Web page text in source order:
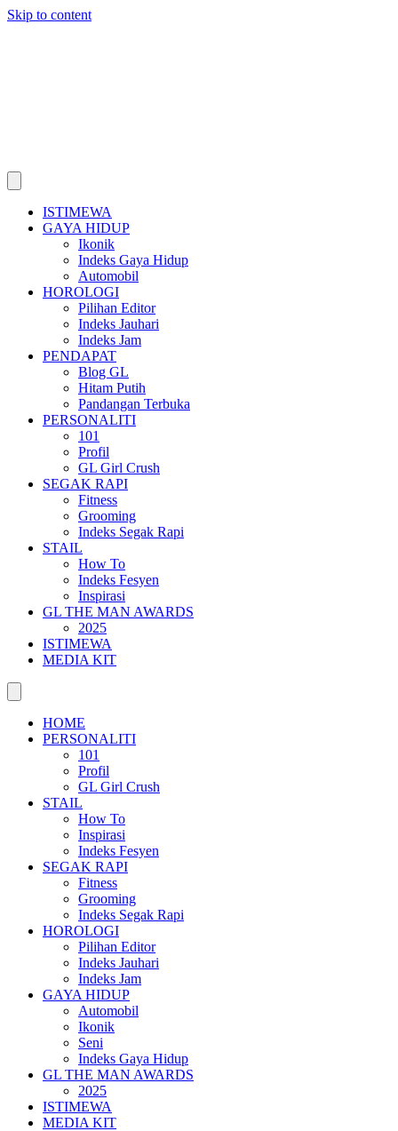
Skip to content
ISTIMEWA
GAYA HIDUP
Ikonik
Indeks Gaya Hidup
Automobil
HOROLOGI
Pilihan Editor
Indeks Jauhari
Indeks Jam
PENDAPAT
Blog GL
Hitam Putih
Pandangan Terbuka
PERSONALITI
101
Profil
GL Girl Crush
SEGAK RAPI
Fitness
Grooming
Indeks Segak Rapi
STAIL
How To
Indeks Fesyen
Inspirasi
GL THE MAN AWARDS
2025
ISTIMEWA
MEDIA KIT
HOME
PERSONALITI
101
Profil
GL Girl Crush
STAIL
How To
Inspirasi
Indeks Fesyen
SEGAK RAPI
Fitness
Grooming
Indeks Segak Rapi
HOROLOGI
Pilihan Editor
Indeks Jauhari
Indeks Jam
GAYA HIDUP
Automobil
Ikonik
Seni
Indeks Gaya Hidup
GL THE MAN AWARDS
2025
ISTIMEWA
MEDIA KIT